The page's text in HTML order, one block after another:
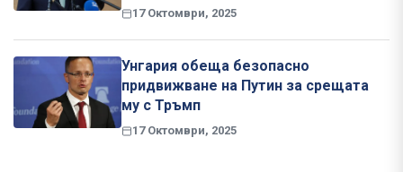
17 Октомври, 2025
Унгария обеща безопасно
придвижване на Путин за срещата
му с Тръмп
17 Октомври, 2025